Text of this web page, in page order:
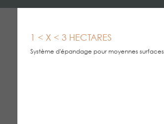
1 < X < 3 HECTARES
Système d'épandage pour moyennes surfaces